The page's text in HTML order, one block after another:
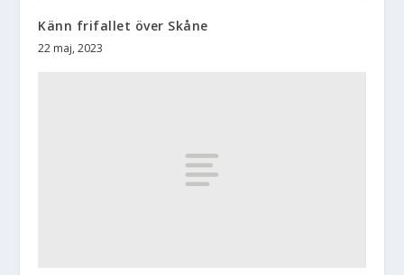
Känn frifallet över Skåne
22 maj, 2023